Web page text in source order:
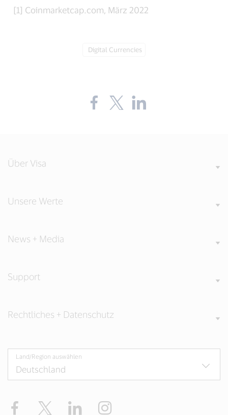
[1] Coinmarketcap.com, März 2022
Tag:
Digital Currencies
Share
the
Share
the
Über Visa
Unsere Werte
News + Media
Support
Rechtliches + Datenschutz
Land/Region auswählen
Facebook Twitter LinkedIn